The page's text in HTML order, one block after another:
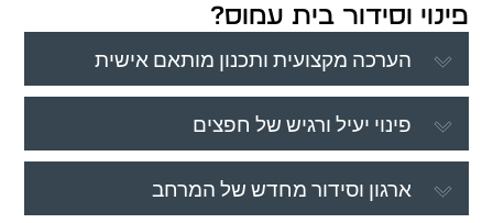
פינוי וסידור בית עמוס?
הערכה מקצועית ותכנון מותאם אישית
פינוי יעיל ורגיש של חפצים
ארגון וסידור מחדש של המרחב